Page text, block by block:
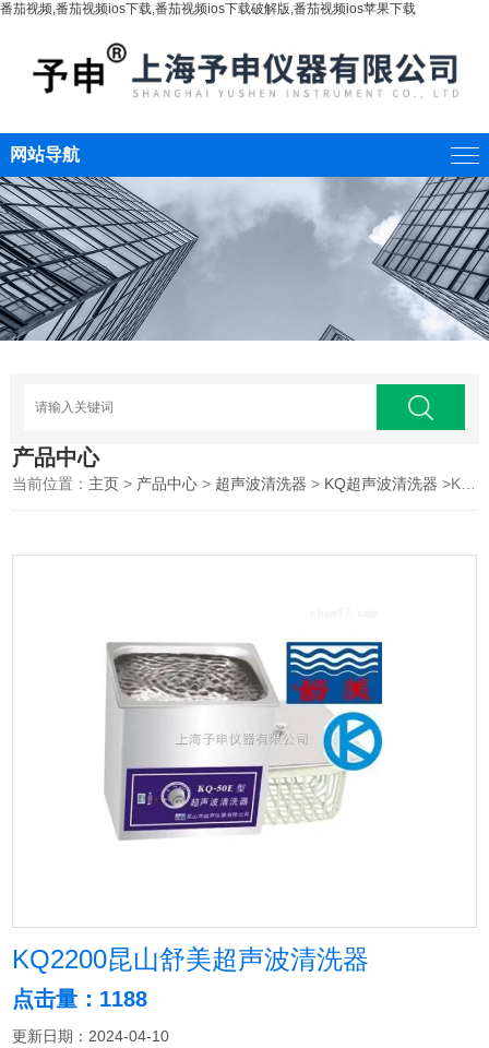
番茄视频,番茄视频ios下载,番茄视频ios下载破解版,番茄视频ios苹果下载
网站导航
产品中心
当前位置： 主页 > 产品中心 > 超声波清洗器 > KQ超声波清洗器 >KQ2200昆山舒美超声波清洗器
KQ2200昆山舒美超声波清洗器
点击量：1188
更新日期：2024-04-10